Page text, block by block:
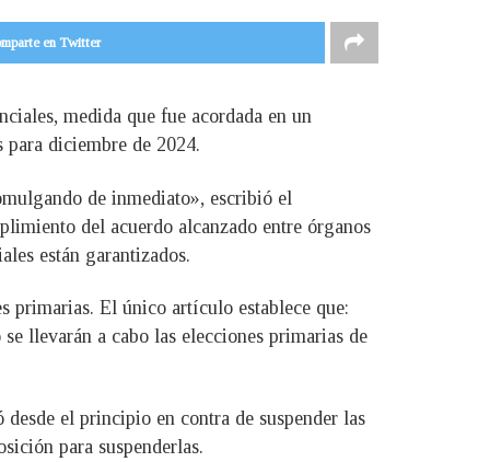
en Twitter
medida que fue acordada en un
diciembre de 2024.
de inmediato», escribió el
del acuerdo alcanzado entre órganos
están garantizados.
primarias. El único artículo establece que:
llevarán a cabo las elecciones primarias de
el principio en contra de suspender las
para suspenderlas.